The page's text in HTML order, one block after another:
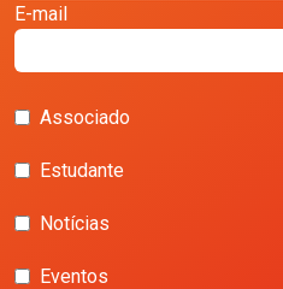
E-mail
Associado
Estudante
Notícias
Eventos